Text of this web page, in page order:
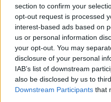
section to confirm your
opt-out request is processed
interest-based ads based on
us or personal information
your opt-out. You may
disclosure of your personal
IAB’s list of downstream
also be disclosed by us to
Downstream Participants that
I numeri di Slot sono
Sports.Il Liverpool non
10 gare, con il povero
portato a casa un singolo
questa è lasesta sconfitta
squadra in Europa ha
competizioni in questo
non perdeva un gara di
dal lontano 1934.